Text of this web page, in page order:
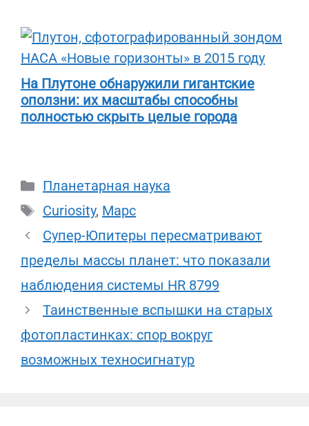
На Плутоне обнаружили гигантские
оползни: их масштабы способны
полностью скрыть целые города
Рубрики
Планетарная наука
Метки
Curiosity, Марс
Супер-Юпитеры пересматривают
пределы массы планет: что показали
наблюдения системы HR 8799
Таинственные вспышки на старых
фотопластинках: спор вокруг
возможных техносигнатур